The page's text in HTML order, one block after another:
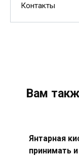
Контакты
Вам
Янтарная
принимать